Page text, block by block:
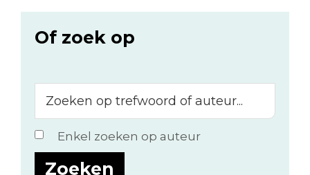
Of zoek op
op
trefwoord
of
auteur...
Enkel zoeken op auteur